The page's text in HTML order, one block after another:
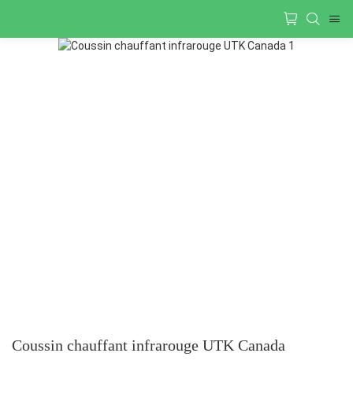
Coussin chauffant infrarouge UTK Canada